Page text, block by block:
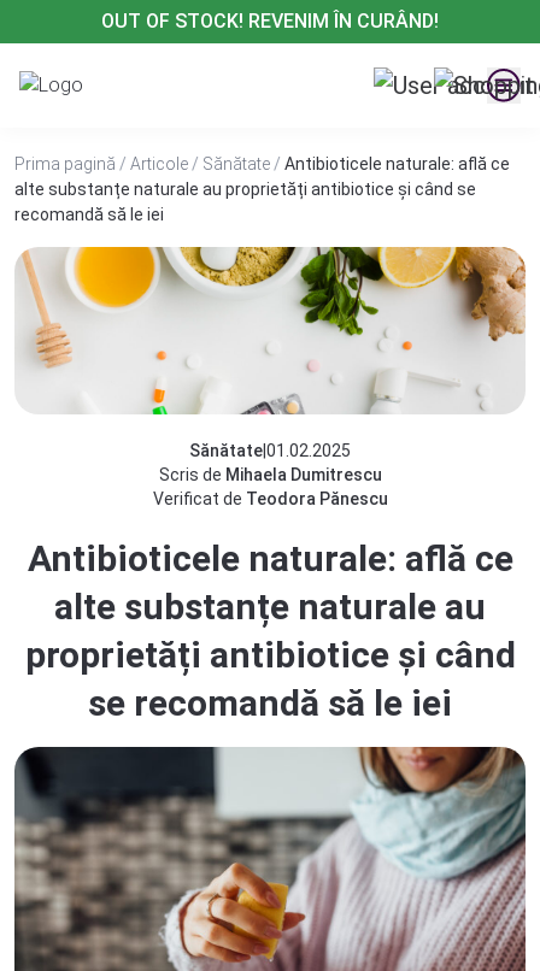
la
conținut
OUT OF STOCK! REVENIM ÎN CURÂND!
Prima pagină / Articole / Sănătate / Antibioticele naturale: află ce
alte substanțe naturale au proprietăți antibiotice și când se
recomandă să le iei
Sănătate01.02.2025
Scris de Mihaela Dumitrescu
Verificat de Teodora Pănescu
Antibioticele naturale: află ce
alte substanțe naturale au
proprietăți antibiotice și când
se recomandă să le iei